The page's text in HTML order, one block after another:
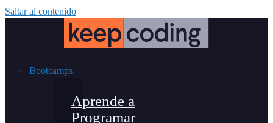
Saltar al contenido
Bootcamps
Aprende a
Programar